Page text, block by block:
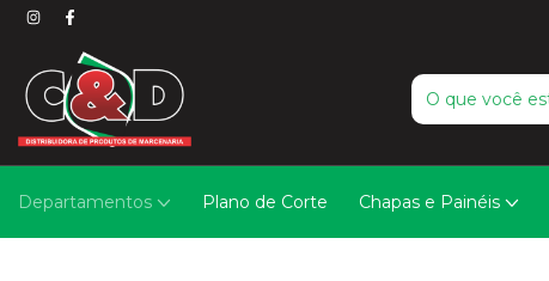
Departamentos Plano de Corte Chapas e Painéis